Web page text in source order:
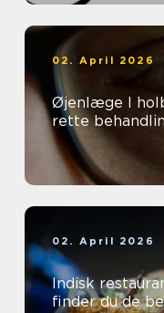
02. April 2026
Øjenlæge I
rette
02. April 2026
Indisk
finder du de